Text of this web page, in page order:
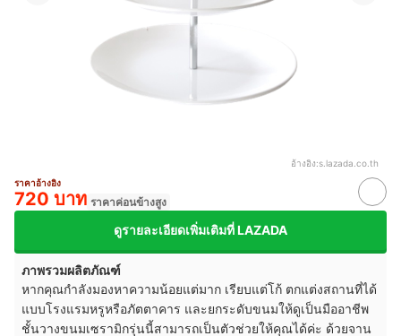
อ้างอิง:s.lazada.co.th
ราคาอ้างอิง
720 บาท ราคาค่อนข้างสูง
ดูรายละเอียดเพิ่มเติมที่ LAZADA
ภาพรวมผลิตภัณฑ์
หากคุณกำลังมองหาความน้อยแต่มาก เรียบแต่โก้ ตกแต่งสถานที่ได้
แบบโรงแรมหรูหรือภัตตาคาร และยกระดับขนมให้ดูเป็นมืออาชีพ
ชั้นวางขนมเซรามิกรุ่นนี้สามารถเป็นตัวช่วยให้คุณได้ค่ะ ด้วยจาน